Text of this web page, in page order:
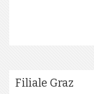
Filiale Graz